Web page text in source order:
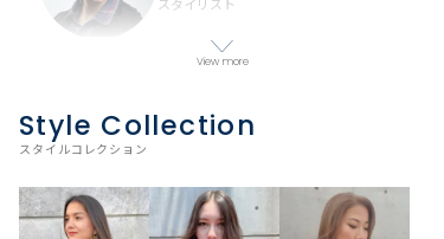
スタイリスト
スタイリスト
OTO
スタイリスト
View more
Style Collection
スタイルコレクション